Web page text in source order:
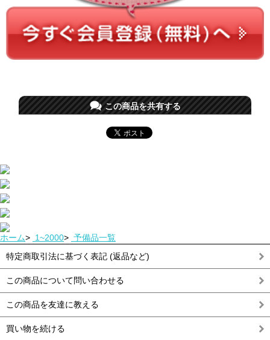
この商品を共有する
ホーム> 1~2000> 予備品一覧
特定商取引法に基づく表記 (返品など)
この商品について問い合わせる
この商品を友達に教える
買い物を続ける